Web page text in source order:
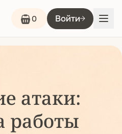
0 Войти
атаки:
работы